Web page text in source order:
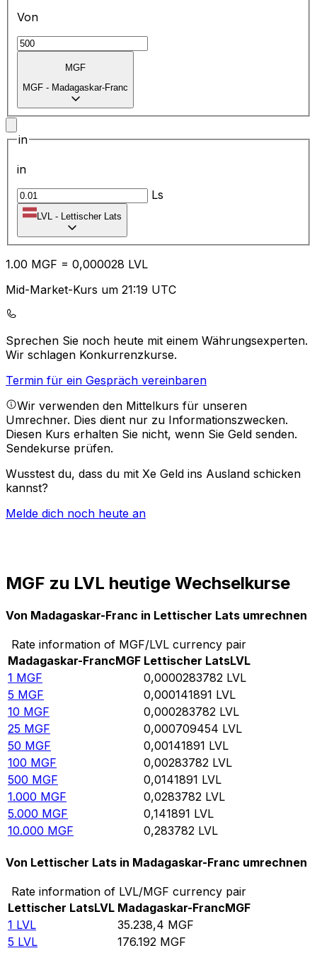
Von
MGF
MGF - Madagaskar-Franc
in
in
Ls
LVL - Lettischer Lats
1.00 MGF = 0,000028 LVL
Mid-Market-Kurs um 21:19 UTC
Sprechen Sie noch heute mit einem Währungsexperten.
Wir schlagen Konkurrenzkurse.
Termin für ein Gespräch vereinbaren
Wir verwenden den Mittelkurs für unseren
Umrechner. Dies dient nur zu Informationszwecken.
Diesen Kurs erhalten Sie nicht, wenn Sie Geld senden.
Sendekurse prüfen.
Wusstest du, dass du mit Xe Geld ins Ausland schicken
kannst?
Melde dich noch heute an
MGF zu LVL heutige Wechselkurse
Von Madagaskar-Franc in Lettischer Lats umrechnen
Rate information of MGF/LVL currency pair
Madagaskar-FrancMGF Lettischer LatsLVL
1 MGF 0,0000283782 LVL
5 MGF 0,000141891 LVL
10 MGF 0,000283782 LVL
25 MGF 0,000709454 LVL
50 MGF 0,00141891 LVL
100 MGF 0,00283782 LVL
500 MGF 0,0141891 LVL
1.000 MGF 0,0283782 LVL
5.000 MGF 0,141891 LVL
10.000 MGF 0,283782 LVL
Von Lettischer Lats in Madagaskar-Franc umrechnen
Rate information of LVL/MGF currency pair
Lettischer LatsLVL Madagaskar-FrancMGF
1 LVL 35.238,4 MGF
5 LVL 176.192 MGF